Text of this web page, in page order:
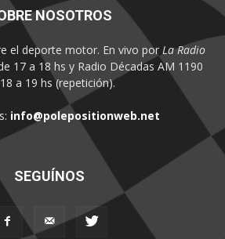
NOSOTROS
el deporte motor. En vivo por La Radio
17 a 18 hs y Radio Décadas AM 1190
a 19 hs (repetición).
info@polepositionweb.net
SEGUÍNOS